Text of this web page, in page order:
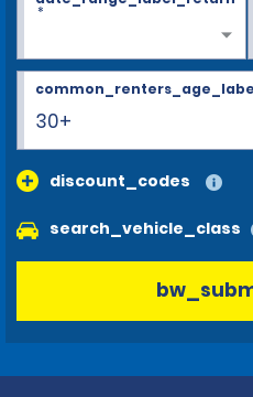
*
30+
discount_codes
search_vehicle_class